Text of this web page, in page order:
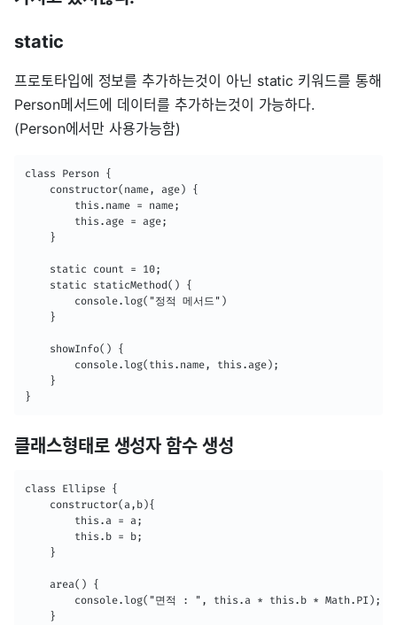
static
프로토타입에 정보를 추가하는것이 아닌 static 키워드를 통해
Person메서드에 데이터를 추가하는것이 가능하다.
(Person에서만 사용가능함)
class Person {
    constructor(name, age) {
        this.name = name;
        this.age = age;
    }
    static count = 10;
    static staticMethod() {
        console.log("정적 메서드")
    }
    showInfo() {
        console.log(this.name, this.age);
    }
}
클래스형태로 생성자 함수 생성
class Ellipse {
    constructor(a,b){
        this.a = a;
        this.b = b;
    }
    area() {
        console.log("면적 : ", this.a * this.b * Math.PI);
    }